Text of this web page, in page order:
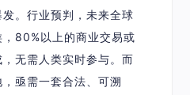
。行业预判，未来全球
80%以上的商业交易或
无需人类实时参与。而
亟需一套合法、可溯